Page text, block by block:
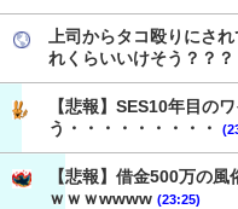
上司からタコ殴りにさ
れくらいいけそう？？？
【悲報】SES10年目の
う・・・・・・・・・
【悲報】借金500万の
ｗｗｗwwww (23:25)